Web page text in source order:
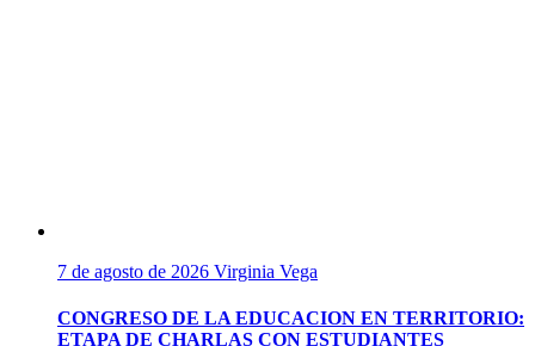
7 de agosto de 2026 Virginia Vega
CONGRESO DE LA EDUCACION EN TERRITORIO:
ETAPA DE CHARLAS CON ESTUDIANTES